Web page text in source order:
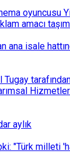
oyuncusu
amacı
ana isale
aylık
"Türk milleti